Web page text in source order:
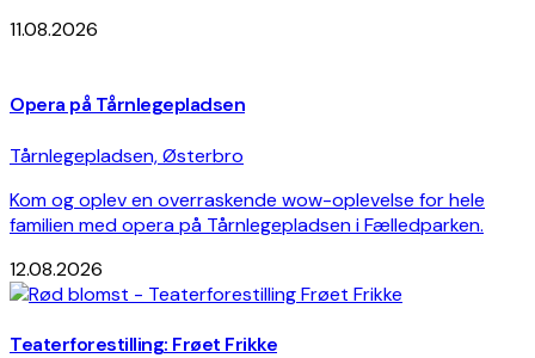
11.08.2026
Opera på Tårnlegepladsen
Tårnlegepladsen, Østerbro
Kom og oplev en overraskende wow-oplevelse for hele
familien med opera på Tårnlegepladsen i Fælledparken.
12.08.2026
Teaterforestilling: Frøet Frikke